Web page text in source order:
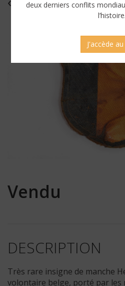
Vendu
DESCRIPTION
Très rare insigne de manche
volontaire belge, porté par les
deux derniers conflits
l’histoire.
J'accède